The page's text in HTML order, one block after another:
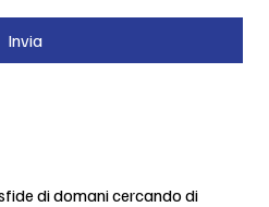
Invia
di domani cercando di